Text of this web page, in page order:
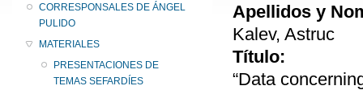
CORRESPONSALES DE ÁNGEL
PULIDO
MATERIALES
PRESENTACIONES DE
TEMAS SEFARDÍES
Apellidos y
Kalev, Astruc
Título:
“Data